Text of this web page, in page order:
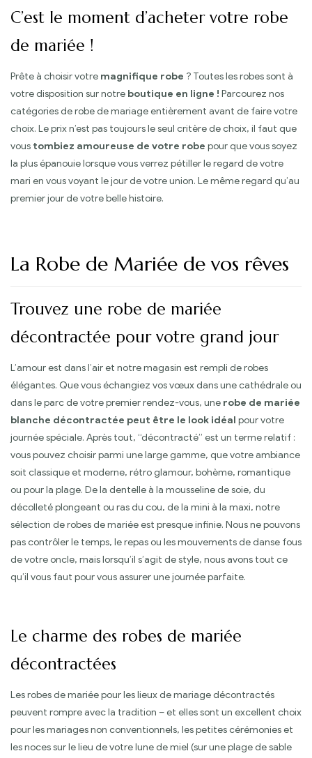
C’est le moment d’acheter votre robe
de mariée !
Prête à choisir votre magnifique robe ? Toutes les robes sont à
votre disposition sur notre boutique en ligne ! Parcourez nos
catégories de robe de mariage entièrement avant de faire votre
choix. Le prix n’est pas toujours le seul critère de choix, il faut que
vous tombiez amoureuse de votre robe pour que vous soyez
la plus épanouie lorsque vous verrez pétiller le regard de votre
mari en vous voyant le jour de votre union. Le même regard qu’au
premier jour de votre belle histoire.
La Robe de Mariée de vos rêves
Trouvez une robe de mariée
décontractée pour votre grand jour
L’amour est dans l’air et notre magasin est rempli de robes
élégantes. Que vous échangiez vos vœux dans une cathédrale ou
dans le parc de votre premier rendez-vous, une robe de mariée
blanche décontractée peut être le look idéal pour votre
journée spéciale. Après tout, “décontracté” est un terme relatif :
vous pouvez choisir parmi une large gamme, que votre ambiance
soit classique et moderne, rétro glamour, bohème, romantique
ou pour la plage. De la dentelle à la mousseline de soie, du
décolleté plongeant ou ras du cou, de la mini à la maxi, notre
sélection de robes de mariée est presque infinie. Nous ne pouvons
pas contrôler le temps, le repas ou les mouvements de danse fous
de votre oncle, mais lorsqu’il s’agit de style, nous avons tout ce
qu’il vous faut pour vous assurer une journée parfaite.
Le charme des robes de mariée
décontractées
Les robes de mariée pour les lieux de mariage décontractés
peuvent rompre avec la tradition – et elles sont un excellent choix
pour les mariages non conventionnels, les petites cérémonies et
les noces sur le lieu de votre lune de miel (sur une plage de sable